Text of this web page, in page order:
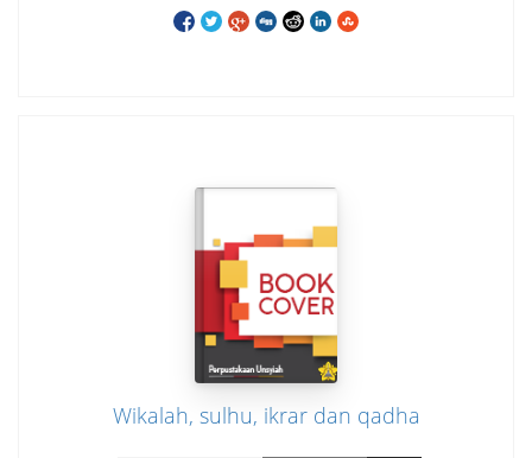
Wikalah, sulhu, ikrar dan qadha